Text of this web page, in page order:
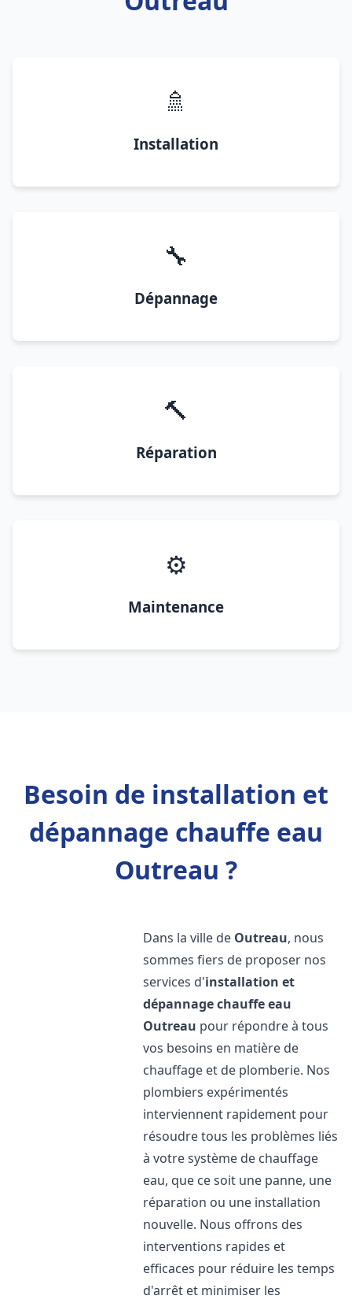
🚿
Installation
🔧
Dépannage
🔨
Réparation
⚙️
Maintenance
Besoin de installation et
dépannage chauffe eau
Outreau ?
Dans la ville de Outreau, nous
sommes fiers de proposer nos
services d'installation et
dépannage chauffe eau
Outreau pour répondre à tous
vos besoins en matière de
chauffage et de plomberie. Nos
plombiers expérimentés
interviennent rapidement pour
résoudre tous les problèmes liés
à votre système de chauffage
eau, que ce soit une panne, une
réparation ou une installation
nouvelle. Nous offrons des
interventions rapides et
efficaces pour réduire les temps
d'arrêt et minimiser les